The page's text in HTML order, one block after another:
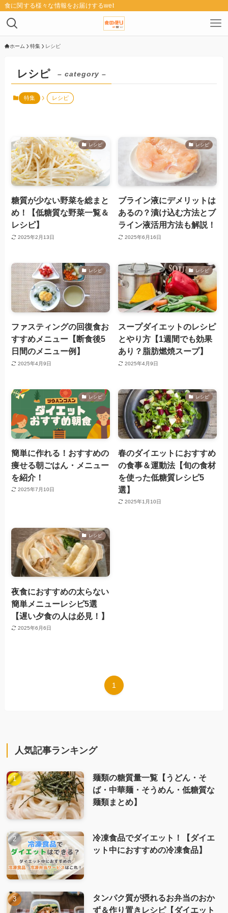
食に関する様々な情報をお届けするwebメディア「食の便り」
ホーム 特集 レシピ
レシピ – category –
特集 レシピ
レシピ
糖質が少ない野菜を総まと
め！【低糖質な野菜一覧＆
レシピ】
2025年2月13日
レシピ
ブライン液にデメリットは
あるの？漬け込む方法とブ
ライン液活用方法も解説！
2025年6月16日
レシピ
ファスティングの回復食お
すすめメニュー【断食後5
日間のメニュー例】
2025年4月9日
レシピ
スープダイエットのレシピ
とやり方【1週間でも効果
あり？脂肪燃焼スープ】
2025年4月9日
レシピ
簡単に作れる！おすすめの
痩せる朝ごはん・メニュー
を紹介！
2025年7月10日
レシピ
春のダイエットにおすすめ
の食事＆運動法【旬の食材
を使った低糖質レシピ5
選】
2025年1月10日
レシピ
夜食におすすめの太らない
簡単メニューレシピ5選
【遅い夕食の人は必見！】
2025年6月6日
1
人気記事ランキング
麺類の糖質量一覧【うどん・そ
ば・中華麺・そうめん・低糖質な
麺類まとめ】
冷凍食品でダイエット！【ダイエ
ット中におすすめの冷凍食品】
タンパク質が摂れるお弁当のおか
ず＆作り置きレシピ【ダイエット